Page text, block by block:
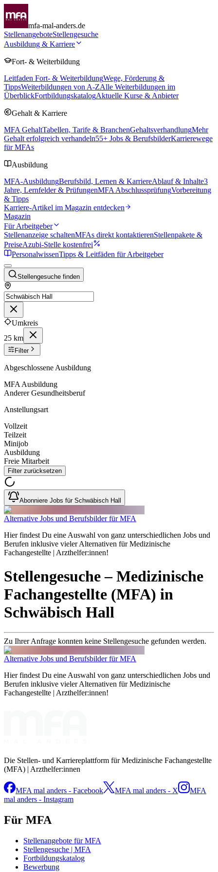
mfa-mal-anders.de
StellenangeboteStellengesuche
Ausbildung & Karriere
Fort- & Weiterbildung
Leitfaden Fort- & WeiterbildungWege, Förderung &
TippsWeiterbildungen von A-ZAlle Weiterbildungen im
ÜberblickFortbildungskatalogAktuelle Kurse & Anbieter
Gehalt & Karriere
MFA GehaltTabellen, Tarife & BranchenGehaltsverhandlungMehr
Gehalt erfolgreich verhandeln55+ Jobs & BerufsbilderKarrierewege
für MFAs
Ausbildung
MFA-AusbildungBerufsbild, Lernen & KarriereAblauf & Inhalte3
Jahre, Lernfelder & PrüfungenMFA AbschlussprüfungVorbereitung
& Tipps
Karriere-Artikel im Magazin entdecken
Magazin
Für Arbeitgeber
Stellenanzeige schaltenMFAs direkt kontaktierenStellenpakete &
PreiseAzubi-Stelle kostenfrei
PersonalwissenTipps & Leitfäden für Arbeitgeber
Stellengesuche finden
Umkreis
25 km
Filter
Abgeschlossene Ausbildung
MFA Ausbildung
Anderer Gesundheitsberuf
Anstellungsart
Vollzeit
Teilzeit
Minijob
Ausbildung
Freie Mitarbeit
Filter zurücksetzen
Abonniere Jobs für Schwäbisch Hall
Alternative Jobs und Berufsbilder für MFA
Hier findest Du eine Auswahl von ganz unterschiedlichen Jobs und
Berufen inklusive vieler Alternativen für Medizinische
Fachangestellte | Arzthelfer:innen!
Stellengesuche– Medizinische
Fachangestellte (MFA) in
Schwäbisch Hall
Zu Ihrer Anfrage konnten keine Stellengesuche gefunden werden.
Alternative Jobs und Berufsbilder für MFA
Hier findest Du eine Auswahl von ganz unterschiedlichen Jobs und
Berufen inklusive vieler Alternativen für Medizinische
Fachangestellte | Arzthelfer:innen!
Die Stellen- und Karriereplattform für Medizinische Fachangestellte
(MFA) | Arzthelfer:innen
MFA mal anders - Facebook MFA mal anders - X
MFA
mal anders - Instagram
Für MFA
Stellenangebote für MFA
Stellengesuche | MFA
Fortbildungskatalog
Bewerbung